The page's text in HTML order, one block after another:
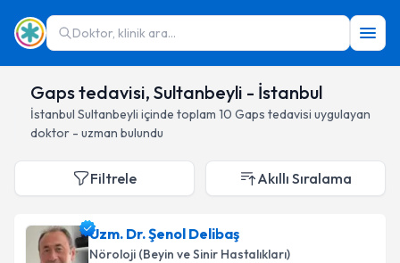
Doktor, klinik ara...
Gaps tedavisi, Sultanbeyli - İstanbul
İstanbul Sultanbeyli içinde toplam 10 Gaps tedavisi uygulayan
doktor - uzman bulundu
Filtrele Akıllı Sıralama
Uzm. Dr. Şenol Delibaş
Nöroloji (Beyin ve Sinir Hastalıkları)